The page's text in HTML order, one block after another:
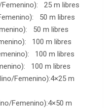
25 m libres
50 m libres
50 m libres
100 m libres
100 m libres
100 m libres
Femenino):4×25 m
Femenino):4×50 m